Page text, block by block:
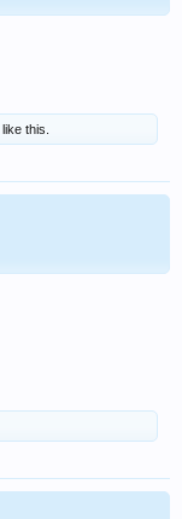
like this.